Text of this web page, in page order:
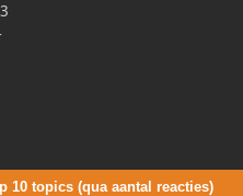
10 topics (qua aantal reacties)